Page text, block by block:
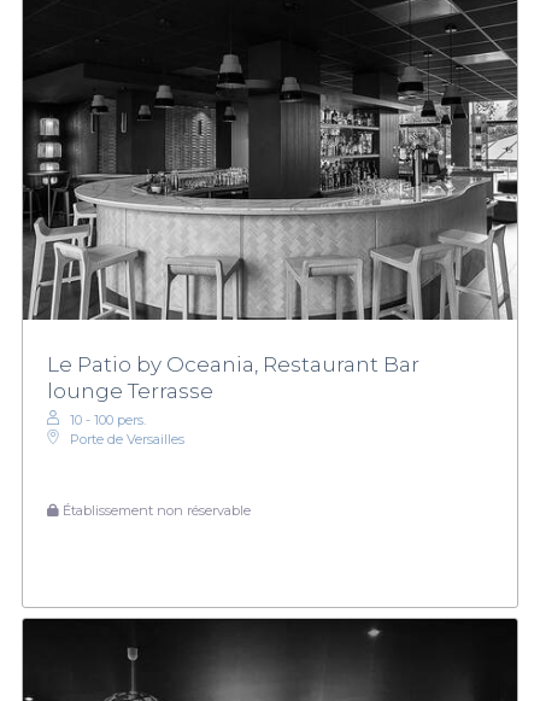
Le Patio by Oceania, Restaurant Bar
lounge Terrasse
10 - 100 pers.
Porte de Versailles
Établissement non réservable